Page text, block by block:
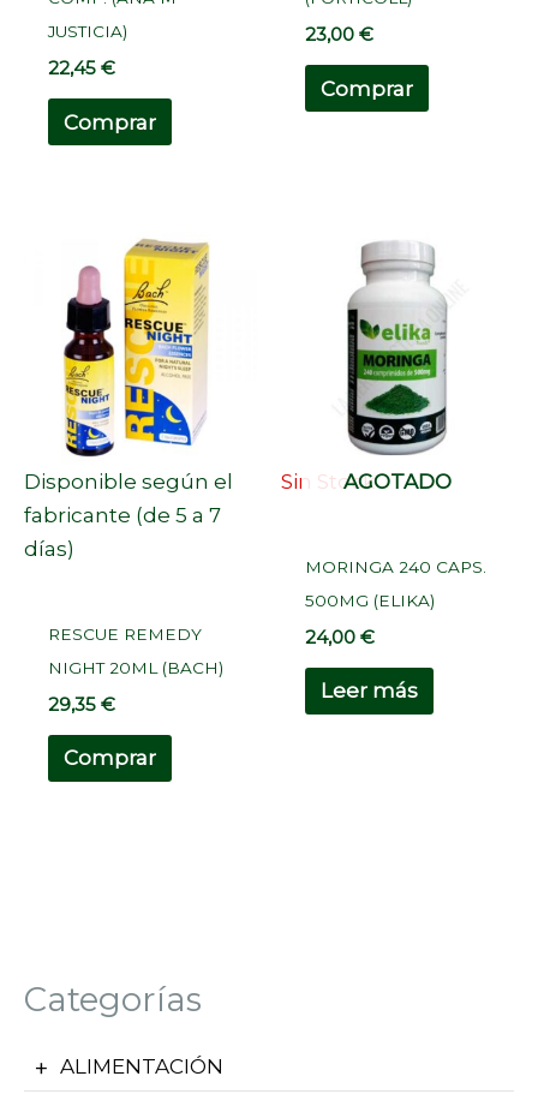
Categorías
ALIMENTACIÓN
JUSTICIA)
22,45€
Comprar
23,00€
Comprar
Disponible según el
fabricante (de 5 a 7
días)
RESCUE REMEDY
NIGHT 20ML (BACH)
29,35€
Comprar
AGOTADO
Sin Stock
MORINGA 240 CAPS.
500MG (ELIKA)
24,00€
Leer más